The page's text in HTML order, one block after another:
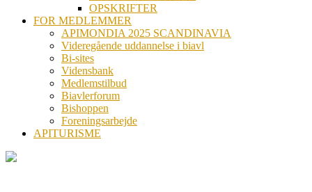
OPSKRIFTER
FOR MEDLEMMER
APIMONDIA 2025 SCANDINAVIA
Videregående uddannelse i biavl
Bi-sites
Vidensbank
Medlemstilbud
Biavlerforum
Bishoppen
Foreningsarbejde
APITURISME